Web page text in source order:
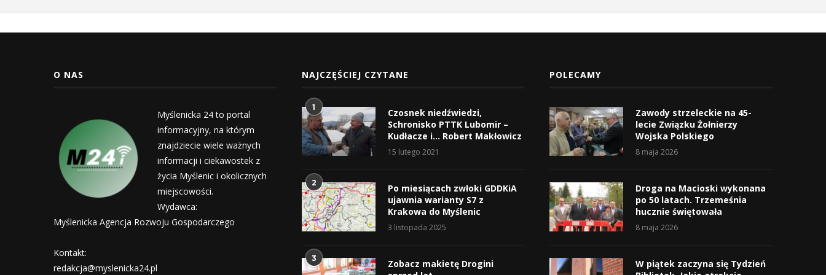
O NAS
Myślenicka 24 to portal
informacyjny, na którym
znajdziecie wiele ważnych
informacji i ciekawostek z
życia Myślenic i okolicznych
miejscowości.
Wydawca:
Myślenicka Agencja Rozwoju Gospodarczego
Kontakt:
redakcja@myslenicka24.pl
NAJCZĘŚCIEJ CZYTANE
1
Czosnek niedźwiedzi,
Schronisko PTTK Lubomir –
Kudłacze i… Robert Makłowicz
15 lutego 2021
2
Po miesiącach zwłoki GDDKiA
ujawnia warianty S7 z
Krakowa do Myślenic
3 listopada 2025
3
Zobacz makietę Drogini
POLECAMY
Zawody strzeleckie na 45-
lecie Związku Żołnierzy
Wojska Polskiego
8 maja 2026
Droga na Macioski wykonana
po 50 latach. Trzemeśnia
hucznie świętowała
8 maja 2026
W piątek zaczyna się Tydzień